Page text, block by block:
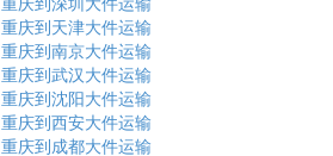
重庆到天津大件运输
重庆到南京大件运输
重庆到武汉大件运输
重庆到沈阳大件运输
重庆到西安大件运输
重庆到成都大件运输